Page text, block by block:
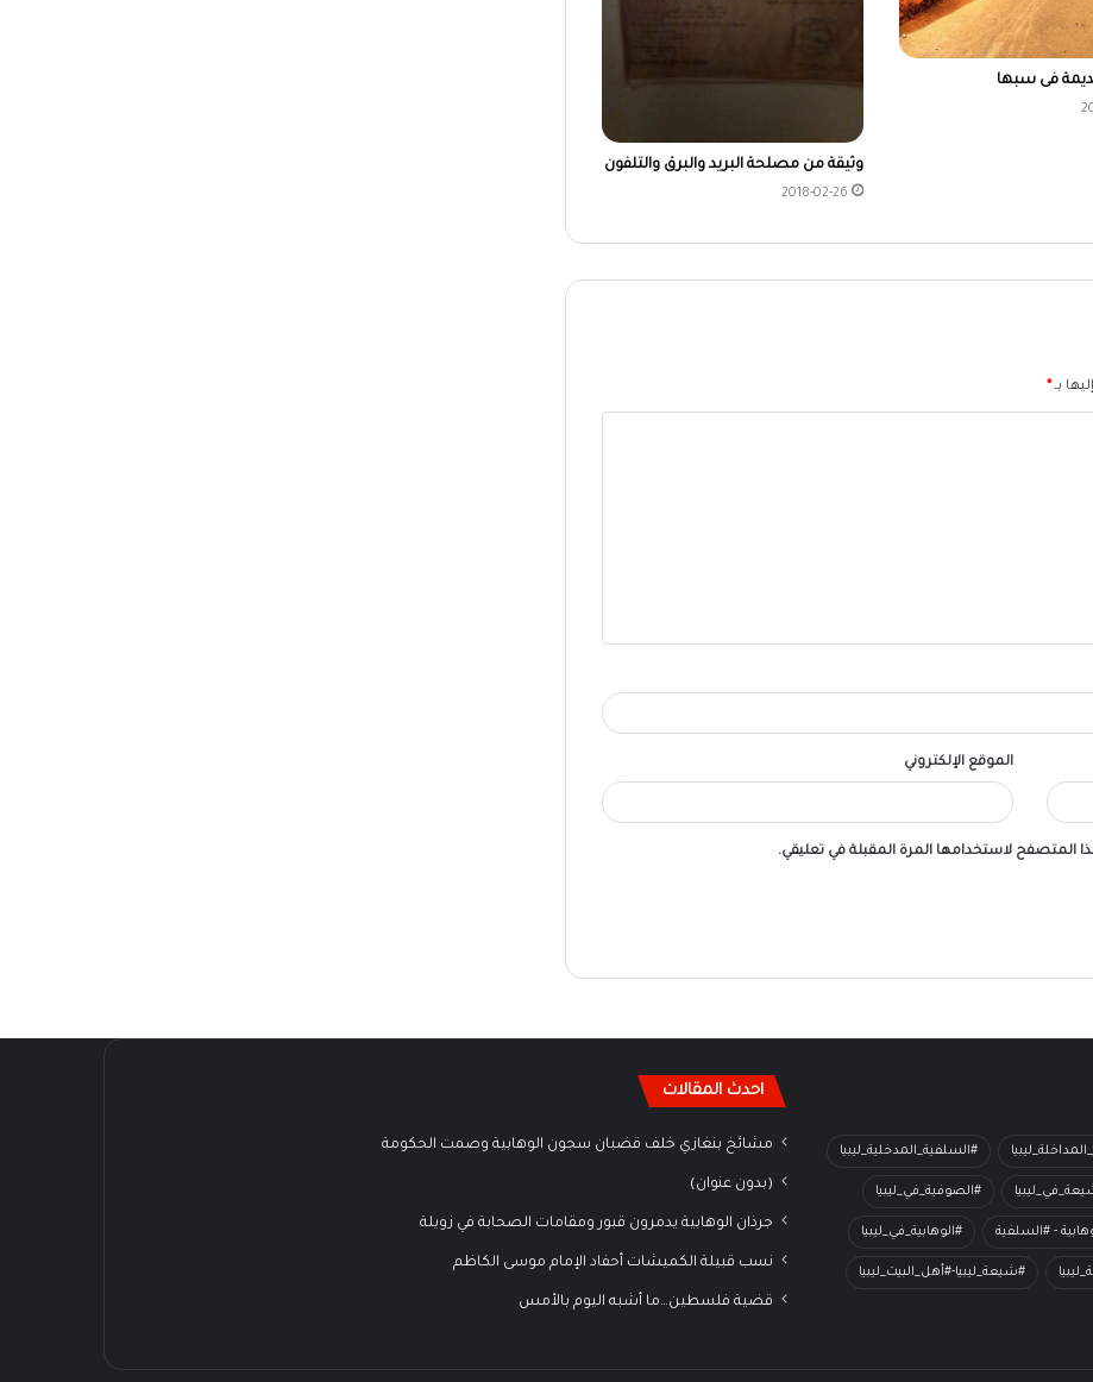
فى سبها
وثيقة من مصلحة البريد والبرق والتلفون
2018-02-26
بـ*
الموقع الإلكتروني
المتصفح لاستخدامها المرة المقبلة في تعليقي.
#السلفية_المدخلية_ليبيا
#الصوفية_في_ليبيا
- #السلفية #الوهابية_في_ليبيا
#شيعة_ليبيا-#أهل_البيت_ليبيا
احدث المقالات
مشائخ بنغازي خلف قضبان سجون الوهابية وصمت الحكومة
(بدون عنوان)
جرذان الوهابية يدمرون قبور ومقامات الصحابة في زويلة
نسب قبيلة الكميشات أحفاد الإمام موسى الكاظم
قضية فلسطين…ما أشبه اليوم بالأمس